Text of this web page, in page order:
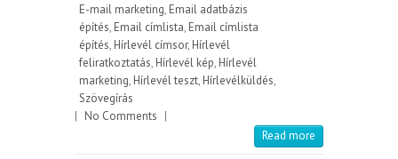
E-mail marketing, Email adatbázis
építés, Email címlista, Email címlista
építés, Hírlevél címsor, Hírlevél
feliratkoztatás, Hírlevél kép, Hírlevél
marketing, Hírlevél teszt, Hírlevélküldés,
Szövegírás
| No Comments |
Read more